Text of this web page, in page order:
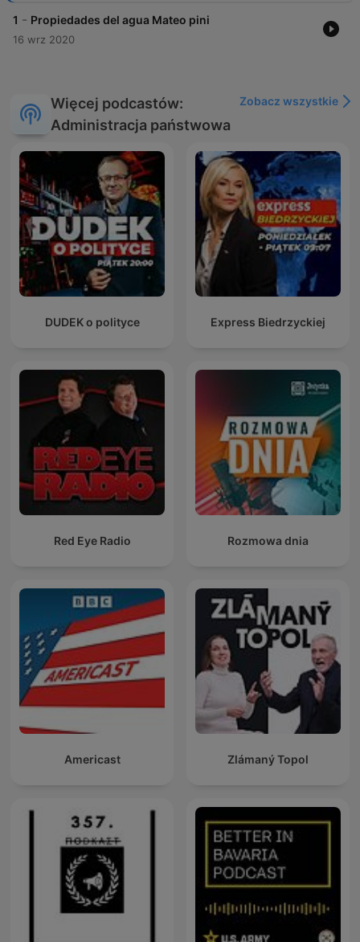
1 - Propiedades del agua Mateo pini
16 wrz 2020
Więcej podcastów:
Administracja państwowa
Zobacz wszystkie
DUDEK o polityce Express Biedrzyckiej
Red Eye Radio Rozmowa dnia
Americast Zlámaný Topol